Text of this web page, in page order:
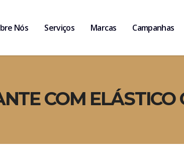
Nós Serviços Marcas Campanhas
COM